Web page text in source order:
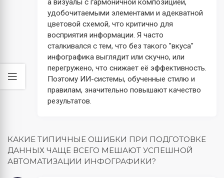
удобочитаемыми элементами и адекватной
цветовой схемой, что критично для
восприятия информации. Я часто
сталкивался с тем, что без такого "вкуса"
инфографика выглядит или скучно, или
перегружено, что снижает её эффективность.
Поэтому ИИ-системы, обученные стилю и
правилам, значительно повышают качество
результатов.
КАКИЕ ТИПИЧНЫЕ ОШИБКИ ПРИ ПОДГОТОВКЕ
ДАННЫХ ЧАЩЕ ВСЕГО МЕШАЮТ УСПЕШНОЙ
АВТОМАТИЗАЦИИ ИНФОГРАФИКИ?